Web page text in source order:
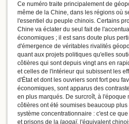
Ce numéro traite principalement de
même de la Chine, dans les régions où
l'essentiel du peuple chinois. Certains
Chine va éclater du seul fait de
économiques ; il est sans doute plus
d'émergence de véritables rivalités
quant aux projets politiques qu'elles
côtières qui sont depuis vingt ans en
et celles de l'intérieur qui subissent les
d'État et dont les ouvriers sont fort peu
économiques, sont apparus des
en plus marqués. De surcroît, à l'époque
côtières ont été soumises beaucoup
système concentrationnaire : c'est ce
et prisons de la laogaï, l'équivalent